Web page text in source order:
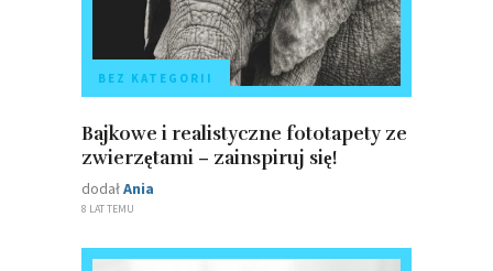
BEZ KATEGORII
Bajkowe i realistyczne fototapety ze
zwierzętami – zainspiruj się!
dodałAnia
8 LAT TEMU